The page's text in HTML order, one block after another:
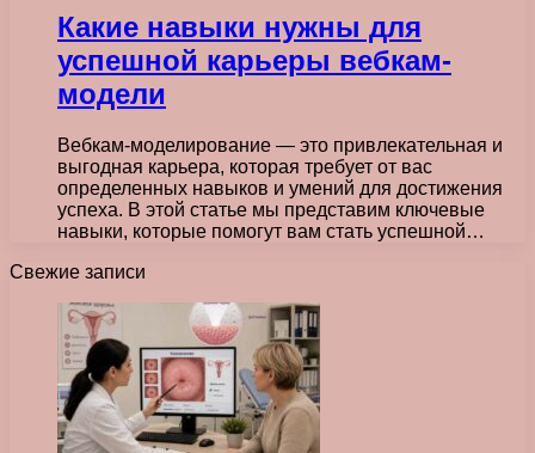
Какие навыки нужны для
успешной карьеры вебкам-
модели
Вебкам-моделирование — это привлекательная и
выгодная карьера, которая требует от вас
определенных навыков и умений для достижения
успеха. В этой статье мы представим ключевые
навыки, которые помогут вам стать успешной…
Свежие записи